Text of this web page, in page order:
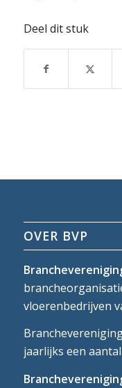
Deel dit stuk
OVER BVP
vloerenbedrijven
jaarlijks een